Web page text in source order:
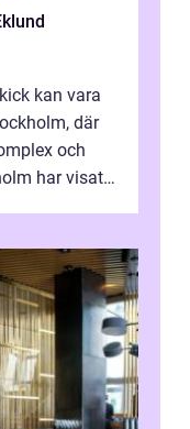
kan vara
där
och
har visat